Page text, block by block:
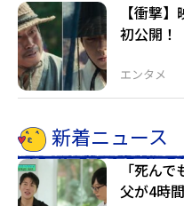
エンタメ
【衝撃
初公開！
新着ニュース
「死ん
父が4時